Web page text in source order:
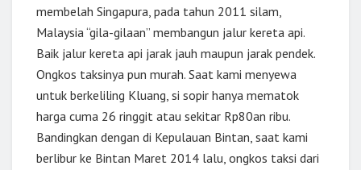
membelah Singapura, pada tahun 2011 silam,
Malaysia “gila-gilaan” membangun jalur kereta api.
Baik jalur kereta api jarak jauh maupun jarak pendek.
Ongkos taksinya pun murah. Saat kami menyewa
untuk berkeliling Kluang, si sopir hanya mematok
harga cuma 26 ringgit atau sekitar Rp80an ribu.
Bandingkan dengan di Kepulauan Bintan, saat kami
berlibur ke Bintan Maret 2014 lalu, ongkos taksi dari